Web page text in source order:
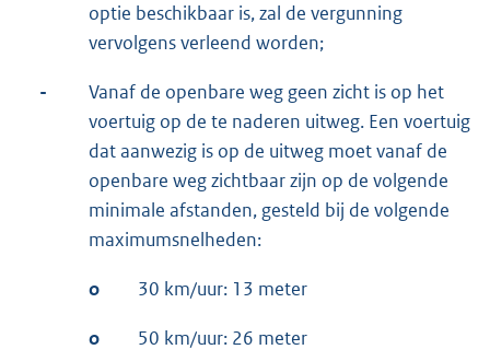
optie beschikbaar is, zal de vergunning
vervolgens verleend worden;
-
Vanaf de openbare weg geen zicht is op het
voertuig op de te naderen uitweg. Een voertuig
dat aanwezig is op de uitweg moet vanaf de
openbare weg zichtbaar zijn op de volgende
minimale afstanden, gesteld bij de volgende
maximumsnelheden:
o 30 km/uur: 13 meter
o 50 km/uur: 26 meter